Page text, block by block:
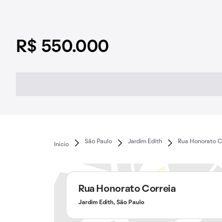
R$ 550.000
Início
São Paulo Jardim Edith Rua Honorato
Rua Honorato Correia
Jardim Edith, São Paulo